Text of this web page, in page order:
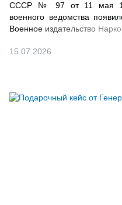
СССР № 97 от 11 мая
военного ведомства
Военное издательство
15.07.2026